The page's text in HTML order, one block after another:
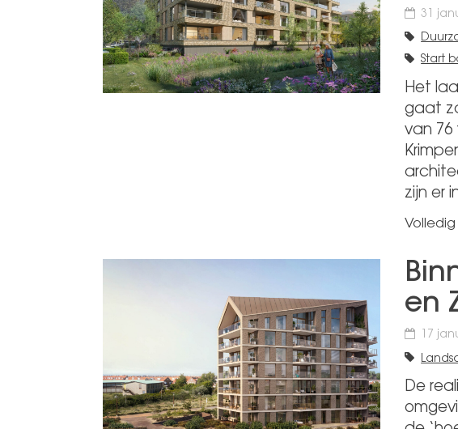
31
Start
Het
gaat
van 76
zijn er
en
17
De